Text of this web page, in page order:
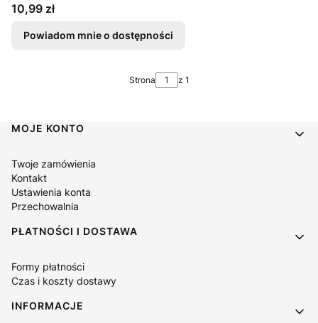
Cena
10,99 zł
Powiadom mnie o dostępności
Strona z 1
Linki w stopce
MOJE KONTO
Twoje zamówienia
Kontakt
Ustawienia konta
Przechowalnia
PŁATNOŚCI I DOSTAWA
Formy płatności
Czas i koszty dostawy
INFORMACJE